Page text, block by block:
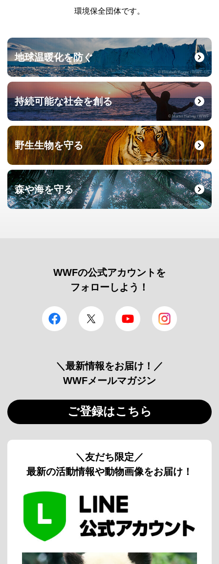
環境保全団体です。
地球温暖化を防ぐ
© Elisabeth Kruger / WWF-US
持続可能な社会を創る
© Martin Harvey / WWF
野生生物を守る
© naturepl.com / Francois Savigny / WWF
森や海を守る
© Roger Leguen / WWF
WWFの公式アカウントを
フォローしよう！
facebook Twitter YouTube
＼最新情報をお届け！／
WWFメールマガジン
ご登録はこちら
＼友だち限定／
最新の活動情報や動物画像をお届け！